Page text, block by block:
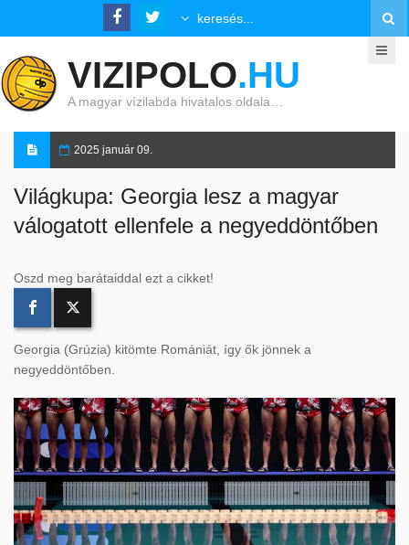
VIZIPOLO.HU
A magyar vízilabda hivatalos oldala…
2025 január 09.
Világkupa: Georgia lesz a magyar
válogatott ellenfele a negyeddöntőben
Oszd meg barátaiddal ezt a cikket!
Georgia (Grúzia) kitömte Romániát, így ők jönnek a
negyeddöntőben.